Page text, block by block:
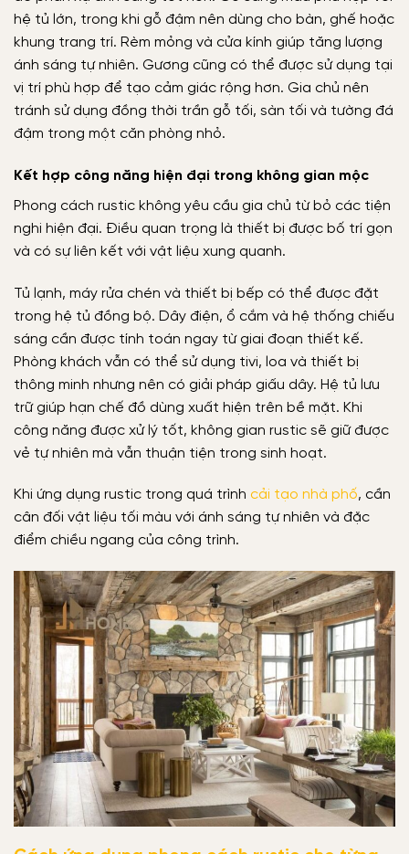
hệ tủ lớn, trong khi gỗ đậm nên dùng cho bàn, ghế hoặc
khung trang trí. Rèm mỏng và cửa kính giúp tăng lượng
ánh sáng tự nhiên. Gương cũng có thể được sử dụng tại
vị trí phù hợp để tạo cảm giác rộng hơn. Gia chủ nên
tránh sử dụng đồng thời trần gỗ tối, sàn tối và tường đá
đậm trong một căn phòng nhỏ.
Kết hợp công năng hiện đại trong không gian mộc
Phong cách rustic không yêu cầu gia chủ từ bỏ các tiện
nghi hiện đại. Điều quan trọng là thiết bị được bố trí gọn
và có sự liên kết với vật liệu xung quanh.
Tủ lạnh, máy rửa chén và thiết bị bếp có thể được đặt
trong hệ tủ đồng bộ. Dây điện, ổ cắm và hệ thống chiếu
sáng cần được tính toán ngay từ giai đoạn thiết kế.
Phòng khách vẫn có thể sử dụng tivi, loa và thiết bị
thông minh nhưng nên có giải pháp giấu dây. Hệ tủ lưu
trữ giúp hạn chế đồ dùng xuất hiện trên bề mặt. Khi
công năng được xử lý tốt, không gian rustic sẽ giữ được
vẻ tự nhiên mà vẫn thuận tiện trong sinh hoạt.
Khi ứng dụng rustic trong quá trình cải tạo nhà phố, cần
cân đối vật liệu tối màu với ánh sáng tự nhiên và đặc
điểm chiều ngang của công trình.